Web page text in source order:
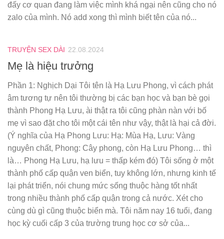
đấy cơ quan đang làm việc mình khá ngại nên cũng cho nó
zalo của mình. Nó add xong thì mình biết tên của nó...
TRUYỆN SEX DÀI 22.08.2024
Mẹ là hiệu trưởng
Phần 1: Nghịch Dại Tôi tên là Hạ Lưu Phong, vì cách phát
âm tương tự nên tôi thường bị các bạn học và bạn bè gọi
thành Phong Hạ Lưu, ài thật ra tôi cũng phàn nàn với bố
mẹ vì sao đặt cho tôi một cái tên như vậy, thật là hại cả đời.
(Ý nghĩa của Hạ Phong Lưu: Hạ: Mùa Hạ, Lưu: Vàng
nguyên chất, Phong: Cây phong, còn Hạ Lưu Phong… thì
là… Phong Hạ Lưu, hạ lưu = thấp kém đó) Tôi sống ở một
thành phố cấp quận ven biển, tuy không lớn, nhưng kinh tế
lại phát triển, nói chung mức sống thuộc hàng tốt nhất
trong nhiều thành phố cấp quận trong cả nước. Xét cho
cùng dù gì cũng thuộc biển mà. Tôi năm nay 16 tuổi, đang
học kỳ cuối cấp 3 của trường trung học cơ sở của...